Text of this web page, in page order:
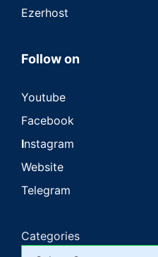
Ezerhost
Follow on
Youtube
Facebook
Instagram
Website
Telegram
Categories